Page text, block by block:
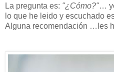
La pregunta es: "¿Cómo?"…
lo que he leido y escuchado
Alguna recomendación …les